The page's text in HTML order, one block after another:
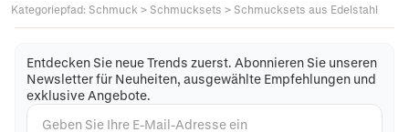
Kategoriepfad: Schmuck > Schmucksets > Schmucksets aus Edelstahl
Entdecken Sie neue Trends zuerst. Abonnieren Sie unseren
Newsletter für Neuheiten, ausgewählte Empfehlungen und
exklusive Angebote.